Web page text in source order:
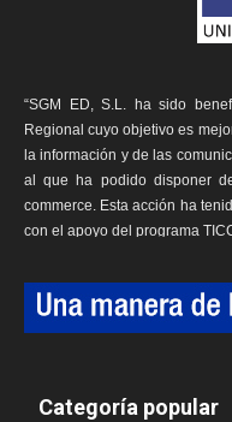
“SGM ED, S.L. ha sido
Regional cuyo objetivo es
la información y de las
al que ha podido disponer
commerce. Esta acción ha
con el apoyo del programa
Categoría popular